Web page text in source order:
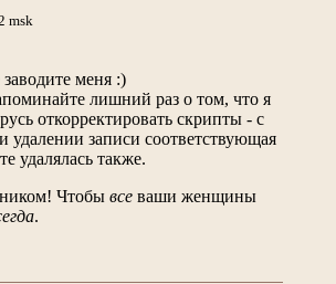
msk
меня :)
лишний раз о том, что я
откорректировать скрипты - с
удалении записи соответствующая
удалялась также.
Чтобы все ваши женщины
.